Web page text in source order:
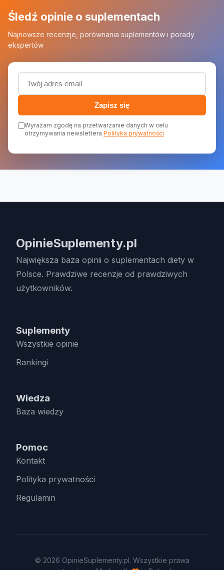
Śledź opinie o suplementach
Najnowsze recenzje, porównania suplementów i porady
ekspertów
Adres email (wymagany)
Zapisz się
Wyrażam zgodę na przetwarzanie danych w celu
otrzymywania newslettera Polityka prywatności
OpinieSuplementy.pl
Największa baza opinii o suplementach diety w
Polsce. Prawdziwe recenzje od prawdziwych
użytkowników.
Suplementy
Wszystkie opinie
Rankingi
Wiedza
Baza wiedzy
Pomoc
Kontakt
Polityka prywatności
Regulamin
© 2026 OpinieSuplementy.pl. Wszystkie prawa